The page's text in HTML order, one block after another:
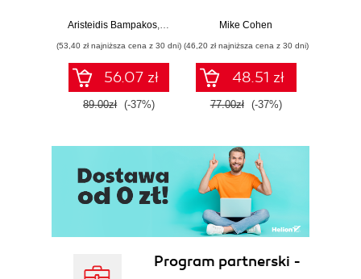
webowych z
frameworku
Angular 15.
Wydanie IV
Aristeidis Bampakos Pablo Deeleman
(53,40 zł najniższa cena z 30 dni)
56.07 zł
89.00zł (-37%)
koncepcji do
aplikacji w
Pythonie
Mike Cohen
(46,20 zł najniższa cena z 30 dni)
48.51 zł
77.00zł (-37%)
Program partnerski -